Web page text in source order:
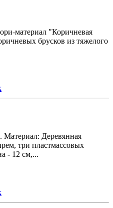
материал "Коричневая
брусков из тяжелого
Материал: Деревянная
три пластмассовых
- 12 см,...